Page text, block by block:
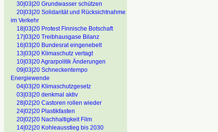
30|03|20 Grundwasser schützen
20|03|20 Solidarität und Rücksichtnahme
im Verkehr
18|03|20 Protest Finnische Botschaft
17|03|20 Treibhausgase Bilanz
16|03|20 Bundesrat eingenebelt
13|03|20 Klimaschutz vertagt
10|03|20 Agrarpolitik Änderungen
09|03|20 Schneckentempo
Energiewende
04|03|20 Klimaschutzgesetz
03|03|20 denkmal aktiv
28|02|20 Castoren rollen wieder
24|02|20 Plastikfasten
20|02|20 Nachhaltigkeit Film
14|02|20 Kohleausstieg bis 2030